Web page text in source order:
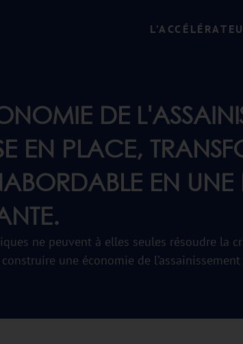
DE
EN PLACE,
EN
ne peuvent à elles seules résoudre la
une économie de